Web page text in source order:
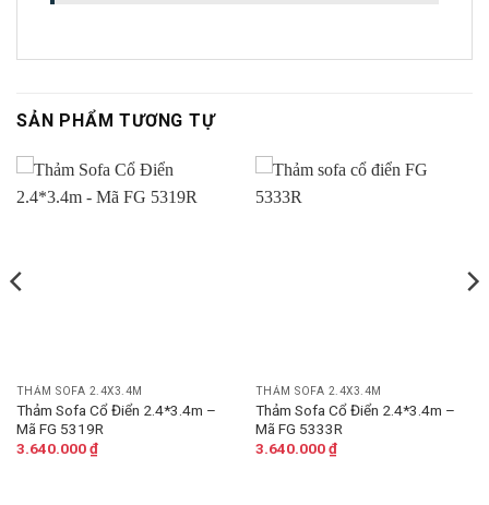
SẢN PHẨM TƯƠNG TỰ
THẢM SOFA 2.4X3.4M
Thảm Sofa Cổ Điển 2.4*3.4m –
Mã FG 5319R
3.640.000₫
THẢM SOFA 2.4X3.4M
Thảm Sofa Cổ Điển 2.4*3.4m –
Mã FG 5333R
3.640.000₫